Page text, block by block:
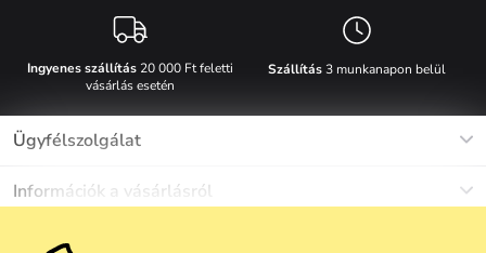
Ingyenes szállítás20 000 Ft feletti
vásárlás esetén
Szállítás3 munkanapon belül
Ügyfélszolgálat
Információk a vásárlásról
Egyéb információk